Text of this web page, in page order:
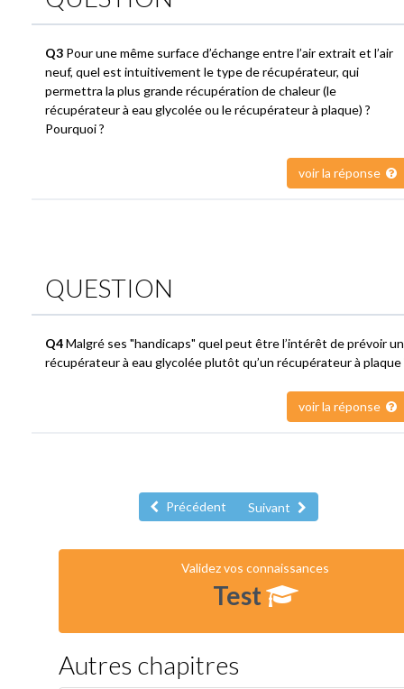
Q3 Pour une même surface d’échange entre l’air extrait et l’air
neuf, quel est intuitivement le type de récupérateur, qui
permettra la plus grande récupération de chaleur (le
récupérateur à eau glycolée ou le récupérateur à plaque) ?
Pourquoi ?
voir la réponse
QUESTION
Q4Malgré ses "handicaps" quel peut être l’intérêt de prévoir un
récupérateur à eau glycolée plutôt qu’un récupérateur à plaque
voir la réponse
Précédent Suivant
Validez vos connaissances
Test
Autres chapitres